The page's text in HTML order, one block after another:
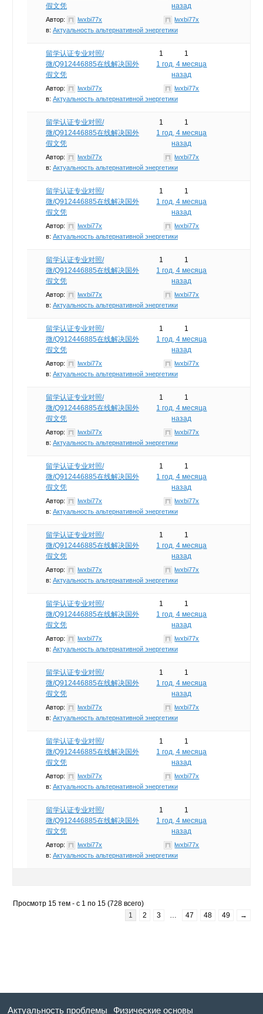
假文凭
Автор:
lwxbi77x
в: Актуальность альтернативной энергетики
назад
lwxbi77x
留学认证专业对照/
微/Q912446885在线解决国外
假文凭
Автор:
lwxbi77x
в: Актуальность альтернативной энергетики
1
1
1 год, 4 месяца
назад
lwxbi77x
留学认证专业对照/
微/Q912446885在线解决国外
假文凭
Автор:
lwxbi77x
в: Актуальность альтернативной энергетики
1
1
1 год, 4 месяца
назад
lwxbi77x
留学认证专业对照/
微/Q912446885在线解决国外
假文凭
Автор:
lwxbi77x
в: Актуальность альтернативной энергетики
1
1
1 год, 4 месяца
назад
lwxbi77x
留学认证专业对照/
微/Q912446885在线解决国外
假文凭
Автор:
lwxbi77x
в: Актуальность альтернативной энергетики
1
1
1 год, 4 месяца
назад
lwxbi77x
留学认证专业对照/
微/Q912446885在线解决国外
假文凭
Автор:
lwxbi77x
в: Актуальность альтернативной энергетики
1
1
1 год, 4 месяца
назад
lwxbi77x
留学认证专业对照/
微/Q912446885在线解决国外
假文凭
Автор:
lwxbi77x
в: Актуальность альтернативной энергетики
1
1
1 год, 4 месяца
назад
lwxbi77x
留学认证专业对照/
微/Q912446885在线解决国外
假文凭
Автор:
lwxbi77x
в: Актуальность альтернативной энергетики
1
1
1 год, 4 месяца
назад
lwxbi77x
留学认证专业对照/
微/Q912446885在线解决国外
假文凭
Автор:
lwxbi77x
в: Актуальность альтернативной энергетики
1
1
1 год, 4 месяца
назад
lwxbi77x
留学认证专业对照/
微/Q912446885在线解决国外
假文凭
Автор:
lwxbi77x
в: Актуальность альтернативной энергетики
1
1
1 год, 4 месяца
назад
lwxbi77x
留学认证专业对照/
微/Q912446885在线解决国外
假文凭
Автор:
lwxbi77x
в: Актуальность альтернативной энергетики
1
1
1 год, 4 месяца
назад
lwxbi77x
留学认证专业对照/
微/Q912446885在线解决国外
假文凭
Автор:
lwxbi77x
в: Актуальность альтернативной энергетики
1
1
1 год, 4 месяца
назад
lwxbi77x
留学认证专业对照/
微/Q912446885在线解决国外
假文凭
Автор:
lwxbi77x
в: Актуальность альтернативной энергетики
1
1
1 год, 4 месяца
назад
lwxbi77x
Просмотр 15 тем - с 1 по 15 (728 всего)
1
2 3 47 48 49 →
Актуальность проблемы Физические основы